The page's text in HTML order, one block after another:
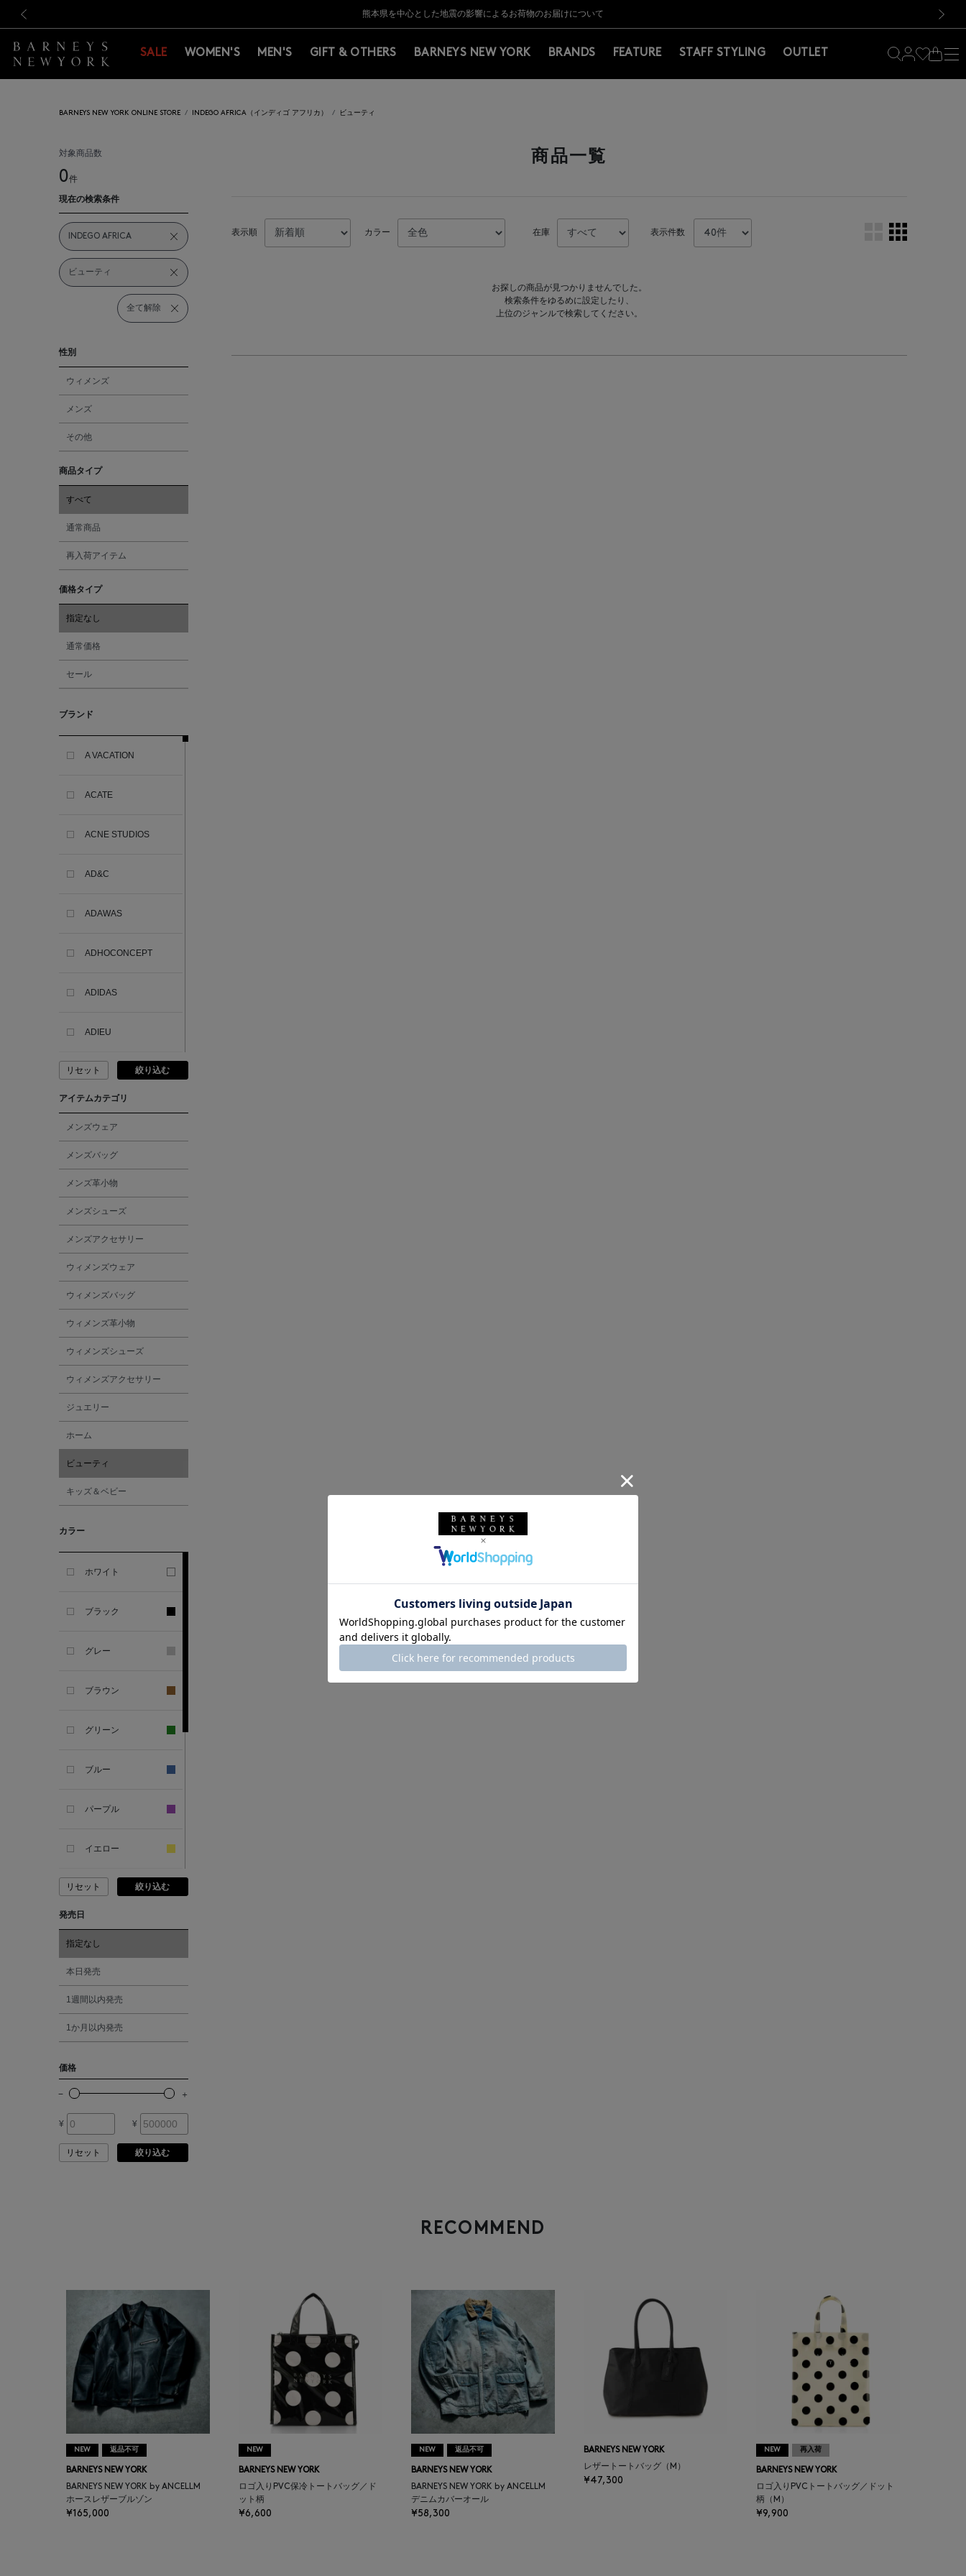
新規登録のお客様も対象！＜MY BARNEYS＞会員のお客様は11,000円（税込）以上のお買上げで常時送料無料！お買い物の際は会員登録を！
【夏季休業に伴う返品・交換承り一時停止のお知らせ】（2026.8.5）
熊本県を中心とした地震の影響によるお荷物のお届けについて
【開催中】SUMMER SALEのご案内・ご注意事項
新規登録のお客様も対象！＜MY BARNEYS＞会員のお客様は11,000円（税込）以上のお買上げで常時送料無料！お買い物の際は会員登録を！
【夏季休業に伴う返品・交換承り一時停止のお知らせ】（2026.8.5）
SALE WOMEN'S MEN'S GIFT & OTHERS BARNEYS NEW YORK BRANDS FEATURE STAFF STYLING OUTLET
BARNEYS NEW YORK ONLINE STORE INDEGO AFRICA（インディゴ アフリカ） ビューティ
対象商品数
0件
現在の検索条件
INDEGO AFRICA
ビューティ
全て解除
性別
ウィメンズ
メンズ
その他
商品タイプ
すべて
通常商品
再入荷アイテム
価格タイプ
指定なし
通常価格
セール
ブランド
A VACATION
ACATE
ACNE STUDIOS
AD&C
ADAWAS
ADHOCONCEPT
ADIDAS
ADIEU
ADLIN HUE
ADVISORY BOARD
CRYSTALS
AKIKO OGAWA.
ALBERT THURSTON
ALESSANDRO
GHERARDI
ALL THE WAYS TO SAY
ALPO
AMIRI
ANCELLM
ANCIENT GREEK
ASAUCE MELER
FIRENZE
BAKUNE
BALENCIAGA
BARBA
BARNEYS NEWYORK
BEAUTY
BASERANGE
リセット 絞り込む
アイテムカテゴリ
メンズウェア
メンズバッグ
メンズ革小物
メンズシューズ
メンズアクセサリー
ウィメンズウェア
ウィメンズバッグ
ウィメンズ革小物
ウィメンズシューズ
ウィメンズアクセサリー
ジュエリー
ホーム
ビューティ
キッズ＆ベビー
カラー
ホワイト
ブラック
グレー
ブラウン
グリーン
ブルー
パープル
イエロー
ピンク
レッド
オレンジ
シルバー
リセット 絞り込む
発売日
指定なし
本日発売
1週間以内発売
1か月以内発売
価格
¥ ¥
リセット 絞り込む
商品一覧
表示順 カラー 在庫 表示件数
お探しの商品が見つかりませんでした。
検索条件をゆるめに設定したり、
上位のジャンルで検索してください。
RECOMMEND
NEW 返品不可
BARNEYS NEW YORK
BARNEYS NEW YORK by ANCELLM
ホースレザーブルゾン
¥165,000
NEW
BARNEYS NEW YORK
ロゴ入りPVC保冷トートバッグ／ド
ット柄
¥6,600
NEW 返品不可
BARNEYS NEW YORK
BARNEYS NEW YORK by ANCELLM
デニムカバーオール
¥58,300
BARNEYS NEW YORK
レザートートバッグ（M）
¥47,300
NEW 再入荷
BARNEYS NEW YORK
ロゴ入りPVCトートバッグ／ドット
柄（M）
¥9,900